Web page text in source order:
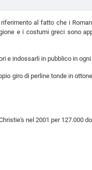
al fatto che i
e i costumi greci sono
e indossarli in pubblico in
giro di perline tonde in
nel 2001 per 127.000